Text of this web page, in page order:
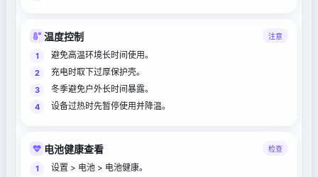
温度控制 注意
避免高温环境长时间使用。
充电时取下过厚保护壳。
冬季避免户外长时间暴露。
设备过热时先暂停使用并降温。
电池健康查看 检查
设置 > 电池 > 电池健康。